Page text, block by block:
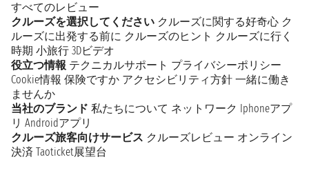
すべてのレビュー
クルーズを選択してください クルーズに関する好奇心 ク
ルーズに出発する前に クルーズのヒント クルーズに行く
時期 小旅行 3Dビデオ
役立つ情報 テクニカルサポート プライバシーポリシー
Cookie情報 保険ですか アクセシビリティ方針 一緒に働き
ませんか
当社のブランド 私たちについて ネットワーク Iphoneアプ
リ Androidアプリ
クルーズ旅客向けサービス クルーズレビュー オンライン
決済 Taoticket展望台